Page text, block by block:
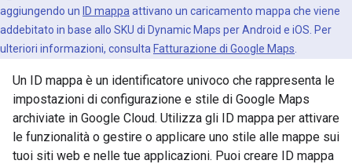
aggiungendo un ID mappa attivano un caricamento mappa che viene
addebitato in base allo SKU di Dynamic Maps per Android e iOS. Per
ulteriori informazioni, consulta Fatturazione di Google Maps
Un ID mappa è un identificatore univoco che rappresenta le
impostazioni di configurazione e stile di Google Maps
archiviate in Google Cloud. Utilizza gli ID mappa per attivare
le funzionalità o gestire o applicare uno stile alle mappe sui
tuoi siti web e nelle tue applicazioni. Puoi creare ID mappa